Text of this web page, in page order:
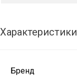
Характеристики
Бренд